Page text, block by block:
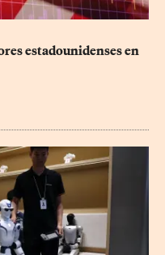
estadounidenses en